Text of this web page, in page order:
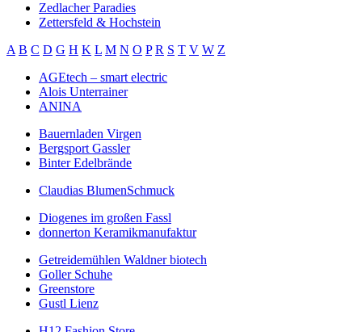
Zedlacher Paradies
Zettersfeld & Hochstein
A B C D G H K L M N O P R S T V W Z
AGEtech – smart electric
Alois Unterrainer
ANINA
Bauernladen Virgen
Bergsport Gassler
Binter Edelbrände
Claudias BlumenSchmuck
Diogenes im großen Fassl
donnerton Keramikmanufaktur
Getreidemühlen Waldner biotech
Goller Schuhe
Greenstore
Gustl Lienz